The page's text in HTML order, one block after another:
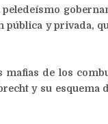
peledeísmo
pública y privada,
mafias de los
y su